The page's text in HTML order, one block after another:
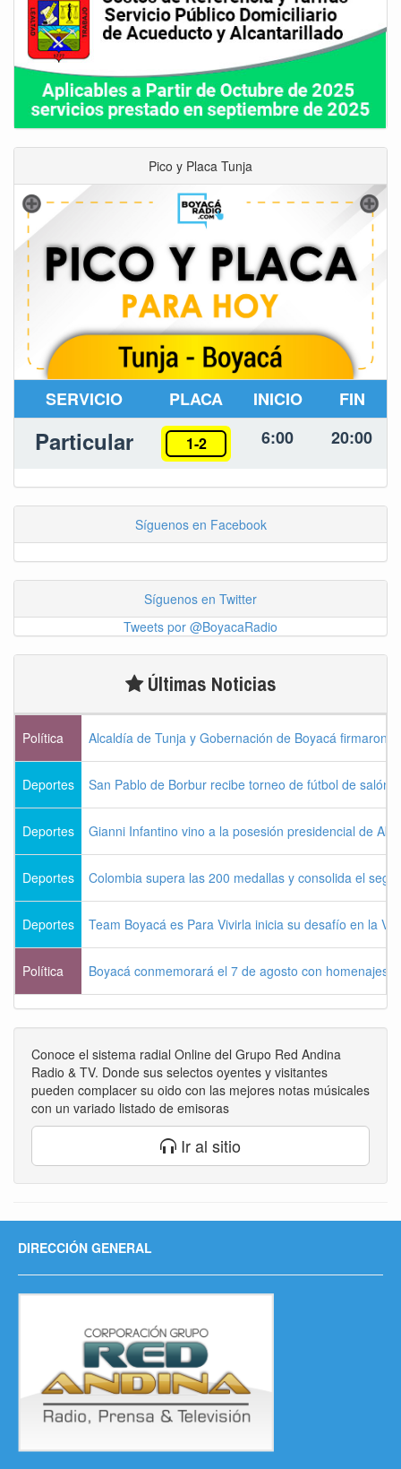
Pico y Placa Tunja
SERVICIO PLACA INICIO FIN
Particular 1-2 6:00 20:00
Síguenos en Facebook
Síguenos en Twitter
Tweets por @BoyacaRadio
Últimas Noticias
Política Alcaldía de Tunja y Gobernación de Boyacá firmaron
Deportes San Pablo de Borbur recibe torneo de fútbol de salón
Deportes Gianni Infantino vino a la posesión presidencial de
Deportes Colombia supera las 200 medallas y consolida el
Deportes Team Boyacá es Para Vivirla inicia su desafío en la
Política Boyacá conmemorará el 7 de agosto con homenajes
Conoce el sistema radial Online del Grupo Red Andina
Radio & TV. Donde sus selectos oyentes y visitantes
pueden complacer su oido con las mejores notas músicales
con un variado listado de emisoras
Ir al sitio
DIRECCIÓN GENERAL